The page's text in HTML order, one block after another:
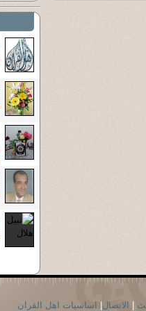
الاتصال اساسيات اهل القران